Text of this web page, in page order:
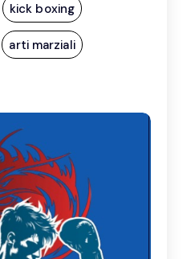
kick boxing
arti marziali